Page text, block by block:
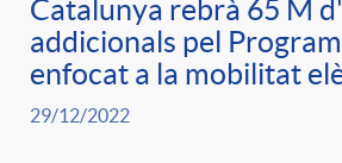
G
e
l
t
G
e
a
c
Catalunya rebrà 65 M
addicionals pel
enfocat a la mobilitat
29/12/2022